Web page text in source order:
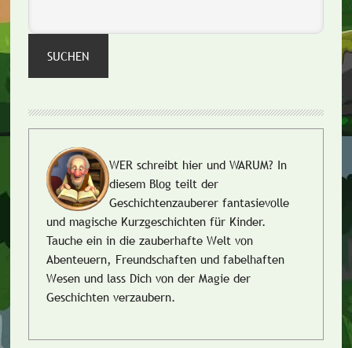
SUCHEN
WER schreibt hier und WARUM? In
diesem Blog teilt der
Geschichtenzauberer fantasievolle
und magische Kurzgeschichten für Kinder.
Tauche ein in die zauberhafte Welt von
Abenteuern, Freundschaften und fabelhaften
Wesen und lass Dich von der Magie der
Geschichten verzaubern.